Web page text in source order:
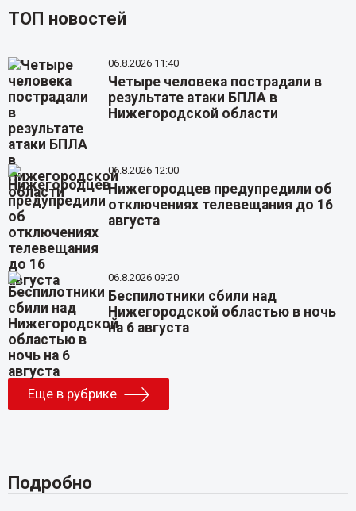
ТОП новостей
06.8.2026 11:40
Четыре человека пострадали в
результате атаки БПЛА в
Нижегородской области
06.8.2026 12:00
Нижегородцев предупредили об
отключениях телевещания до 16
августа
06.8.2026 09:20
Беспилотники сбили над
Нижегородской областью в ночь
на 6 августа
Еще в рубрике
Подробно